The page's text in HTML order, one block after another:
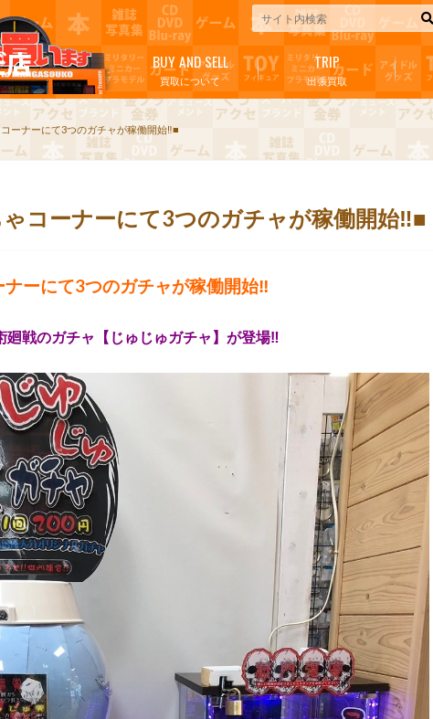
買取について
BUY AND SELL
出張買取
TRIP
ーナーにて3つのガチャが稼働開始‼■
コーナーにて3つのガチャが稼働開始‼■
ーにて3つのガチャが稼働開始‼
廻戦のガチャ【じゅじゅガチャ】が登場‼